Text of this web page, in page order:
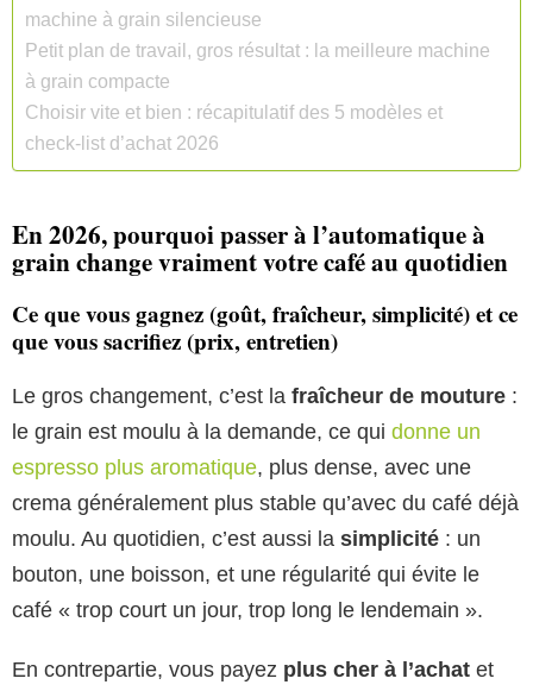
machine à grain silencieuse
Petit plan de travail, gros résultat : la meilleure machine
à grain compacte
Choisir vite et bien : récapitulatif des 5 modèles et
check-list d’achat 2026
En 2026, pourquoi passer à l’automatique à
grain change vraiment votre café au quotidien
Ce que vous gagnez (goût, fraîcheur, simplicité) et ce
que vous sacrifiez (prix, entretien)
Le gros changement, c’est la fraîcheur de mouture :
le grain est moulu à la demande, ce qui donne un
espresso plus aromatique, plus dense, avec une
crema généralement plus stable qu’avec du café déjà
moulu. Au quotidien, c’est aussi la simplicité : un
bouton, une boisson, et une régularité qui évite le
café « trop court un jour, trop long le lendemain ».
En contrepartie, vous payez plus cher à l’achat et